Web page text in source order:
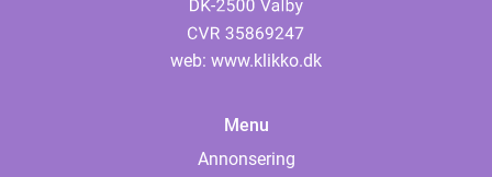
web: www.klikko.dk
Menu
Annonsering